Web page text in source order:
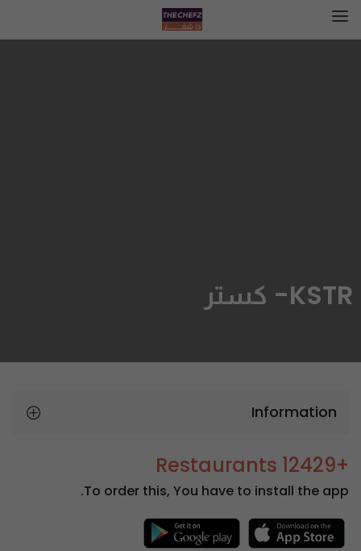
KSTR- كستر
Information
+12429 Restaurants
To order this, You have to install the app.